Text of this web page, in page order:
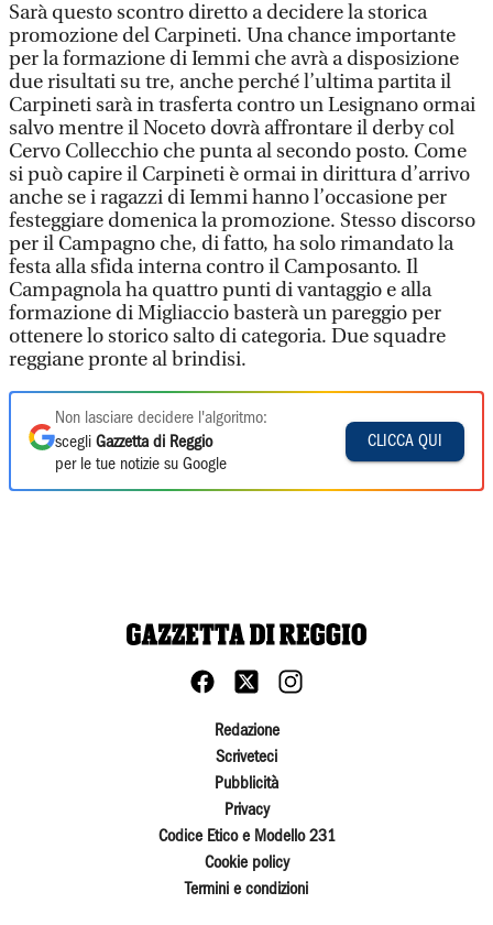
Sarà questo scontro diretto a decidere la storica
promozione del Carpineti. Una chance importante
per la formazione di Iemmi che avrà a disposizione
due risultati su tre, anche perché l’ultima partita il
Carpineti sarà in trasferta contro un Lesignano ormai
salvo mentre il Noceto dovrà affrontare il derby col
Cervo Collecchio che punta al secondo posto. Come
si può capire il Carpineti è ormai in dirittura d’arrivo
anche se i ragazzi di Iemmi hanno l’occasione per
festeggiare domenica la promozione. Stesso discorso
per il Campagno che, di fatto, ha solo rimandato la
festa alla sfida interna contro il Camposanto. Il
Campagnola ha quattro punti di vantaggio e alla
formazione di Migliaccio basterà un pareggio per
ottenere lo storico salto di categoria. Due squadre
reggiane pronte al brindisi.
Non lasciare decidere l'algoritmo:
scegli Gazzetta di Reggio
per le tue notizie su Google
CLICCA QUI
Redazione
Scriveteci
Pubblicità
Privacy
Codice Etico e Modello 231
Cookie policy
Termini e condizioni